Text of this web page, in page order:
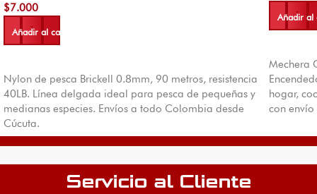
$7.000
Añadir al carrito
Nylon de pesca Brickell 0.8mm, 90 metros, resistencia
40LB. Línea delgada ideal para pesca de pequeñas y
medianas especies. Envíos a todo Colombia desde
Cúcuta.
Añadir al
Mechera
hogar,
con
Servicio al Cliente